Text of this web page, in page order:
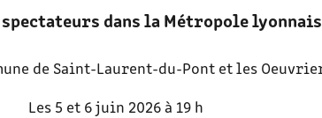
spectateurs dans la Métropole
de Saint-Laurent-du-Pont et les
Les 5 et 6 juin 2026 à 19 h